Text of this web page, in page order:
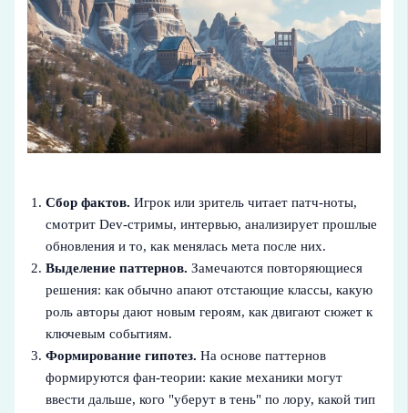
Сбор фактов. Игрок или зритель читает патч-ноты,
смотрит Dev-стримы, интервью, анализирует прошлые
обновления и то, как менялась мета после них.
Выделение паттернов. Замечаются повторяющиеся
решения: как обычно апают отстающие классы, какую
роль авторы дают новым героям, как двигают сюжет к
ключевым событиям.
Формирование гипотез. На основе паттернов
формируются фан-теории: какие механики могут
ввести дальше, кого "уберут в тень" по лору, какой тип